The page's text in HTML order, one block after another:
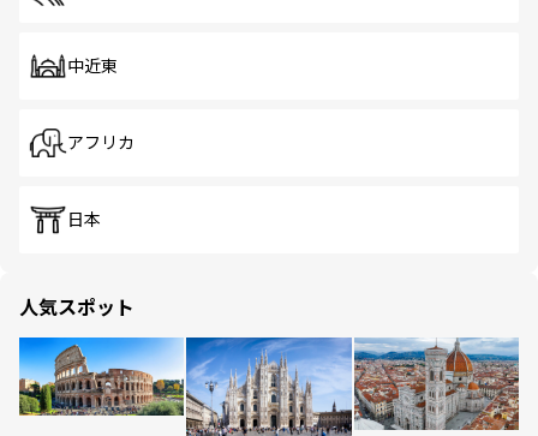
中近東
アフリカ
日本
人気スポット